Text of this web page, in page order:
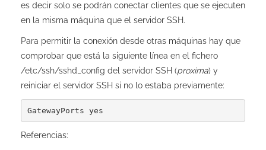
es decir solo se podrán conectar clientes que se ejecuten
en la misma máquina que el servidor SSH.
Para permitir la conexión desde otras máquinas hay que
comprobar que está la siguiente línea en el fichero
/etc/ssh/sshd_config del servidor SSH (proxima) y
reiniciar el servidor SSH si no lo estaba previamente:
GatewayPorts yes
Referencias: